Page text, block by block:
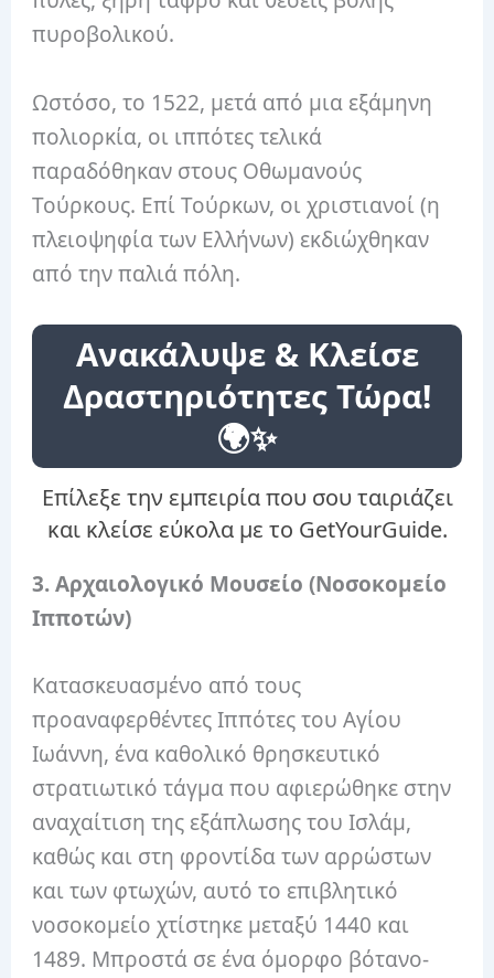
πυροβολικού.
Ωστόσο, το 1522, μετά από μια εξάμηνη
πολιορκία, οι ιππότες τελικά
παραδόθηκαν στους Οθωμανούς
Τούρκους. Επί Τούρκων, οι χριστιανοί (η
πλειοψηφία των Ελλήνων) εκδιώχθηκαν
από την παλιά πόλη.
Ανακάλυψε & Κλείσε
Δραστηριότητες Τώρα!
🌍✨
Επίλεξε την εμπειρία που σου ταιριάζει
και κλείσε εύκολα με το GetYourGuide.
3. Αρχαιολογικό Μουσείο (Νοσοκομείο
Ιπποτών)
Κατασκευασμένο από τους
προαναφερθέντες Ιππότες του Αγίου
Ιωάννη, ένα καθολικό θρησκευτικό
στρατιωτικό τάγμα που αφιερώθηκε στην
αναχαίτιση της εξάπλωσης του Ισλάμ,
καθώς και στη φροντίδα των αρρώστων
και των φτωχών, αυτό το επιβλητικό
νοσοκομείο χτίστηκε μεταξύ 1440 και
1489. Μπροστά σε ένα όμορφο βότανο-